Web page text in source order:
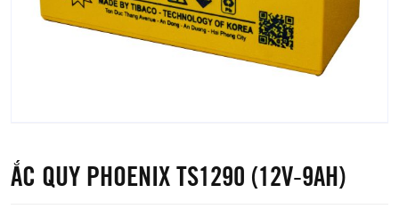
ẮC QUY PHOENIX TS1290 (12V-9AH)